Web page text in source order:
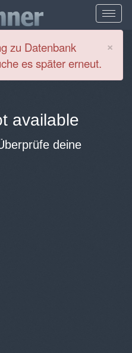
×
zu Datenbank
es später erneut.
available
deine